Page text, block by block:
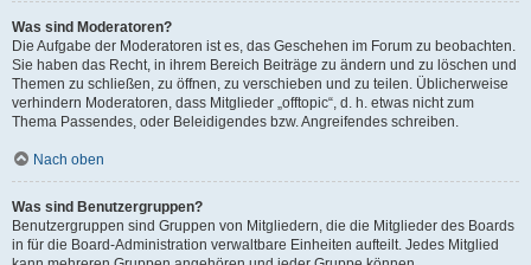
Was sind Moderatoren?
Die Aufgabe der Moderatoren ist es, das Geschehen im Forum zu beobachten.
Sie haben das Recht, in ihrem Bereich Beiträge zu ändern und zu löschen und
Themen zu schließen, zu öffnen, zu verschieben und zu teilen. Üblicherweise
verhindern Moderatoren, dass Mitglieder „offtopic“, d. h. etwas nicht zum
Thema Passendes, oder Beleidigendes bzw. Angreifendes schreiben.
Nach oben
Was sind Benutzergruppen?
Benutzergruppen sind Gruppen von Mitgliedern, die die Mitglieder des Boards
in für die Board-Administration verwaltbare Einheiten aufteilt. Jedes Mitglied